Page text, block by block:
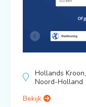
Hollands Kroon,
Noord-Holland
Bekijk